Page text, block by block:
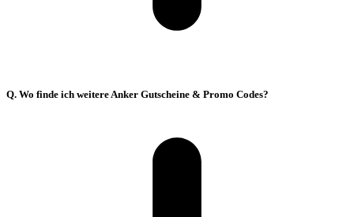
Q. Wo finde ich weitere Anker Gutscheine & Promo Codes?